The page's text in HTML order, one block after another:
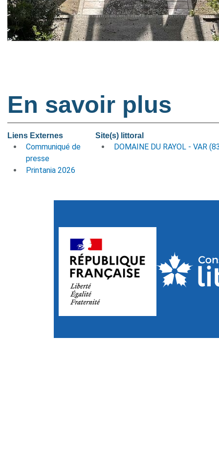
En savoir plus
Liens Externes
Communiqué de
presse
Printania 2026
Site(s) littoral
DOMAINE DU RAYOL - VAR